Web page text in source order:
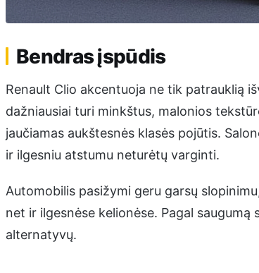
Bendras įspūdis
Renault Clio akcentuoja ne tik patrauklią
dažniausiai turi minkštus, malonios
jaučiamas aukštesnės klasės pojūtis.
ir ilgesniu atstumu neturėtų varginti.
Automobilis pasižymi geru garsų
net ir ilgesnėse kelionėse. Pagal
alternatyvų.